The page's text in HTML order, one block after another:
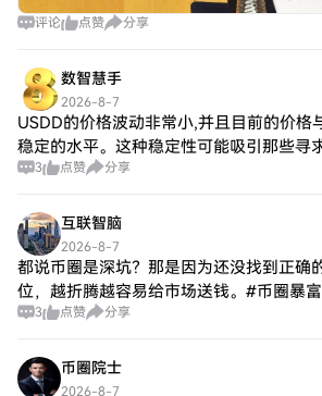
评论 点赞 分享
数智慧手
2026-8-7
USDD的价格波动非常小,并且目前的价格
稳定的水平。这种稳定性可能吸引那些寻
在市场不确定性增加的环境中。 利率维持
3 点赞 分享
互联智脑
2026-8-7
都说币圈是深坑？那是因为还没找到正确
位，越折腾越容易给市场送钱。#币圈暴
运气，但真正长期留下来的人，靠的是规
3 点赞 分享
币圈院士
2026-8-7